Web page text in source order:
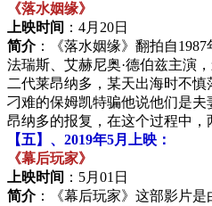
《落水姻缘》
上映时间 ：4月20日
简介：《落水姻缘》翻拍自
法瑞斯、艾赫尼奥·德伯兹主演
二代莱昂纳多，某天出海时不
刁难的保姆凯特骗他说他们是
昂纳多的报复，在这个过程中，
【五】、2019年5月上映：
《幕后玩家》
上映时间 ：5月01日
简介：《幕后玩家》这部影片是